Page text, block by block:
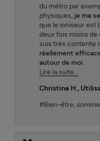
du métro par
physiques, je me
que le ioniseur est
deux fois moins
suis très contente
réellement
autour de moi.
Lire la suite...
Christine H.,
#Bien-être,